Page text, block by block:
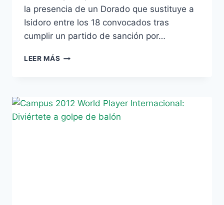
la presencia de un Dorado que sustituye a
Isidoro entre los 18 convocados tras
cumplir un partido de sanción por…
LEER MÁS CONVOCATORIA
EL
DERBI